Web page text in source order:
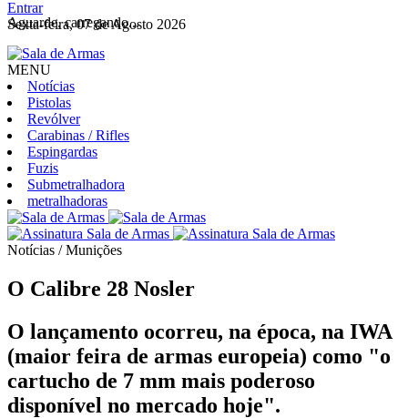
Aguarde, carregando...
Entrar
Sexta-feira, 07 de Agosto 2026
MENU
Notícias
Pistolas
Revólver
Carabinas / Rifles
Espingardas
Fuzis
Submetralhadora
metralhadoras
Notícias / Munições
O Calibre 28 Nosler
O lançamento ocorreu, na época, na IWA
(maior feira de armas europeia) como "o
cartucho de 7 mm mais poderoso
disponível no mercado hoje".